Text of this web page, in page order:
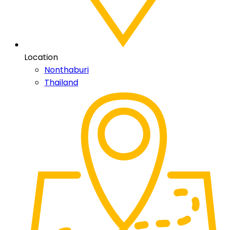
Location
Nonthaburi
Thailand